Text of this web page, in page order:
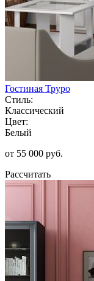
Гостиная Труро
Стиль:
Классический
Цвет:
Белый
от 55 000 руб.
Рассчитать